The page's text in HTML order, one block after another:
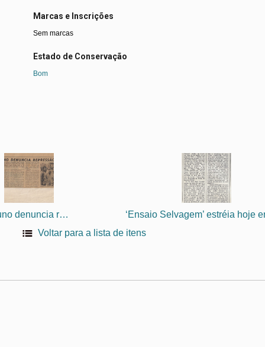
Marcas e Inscrições
Sem marcas
Estado de Conservação
Bom
Aluno denuncia repressão
Voltar para a lista de itens